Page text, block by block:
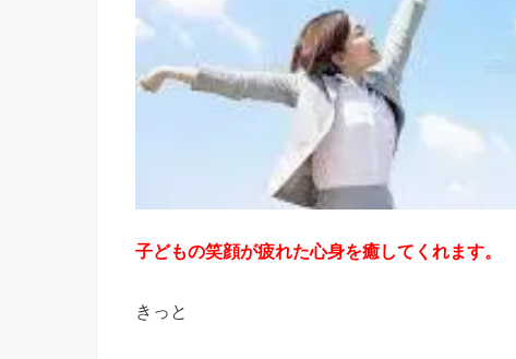
子どもの笑顔が疲れた心身を癒してくれます。
きっと